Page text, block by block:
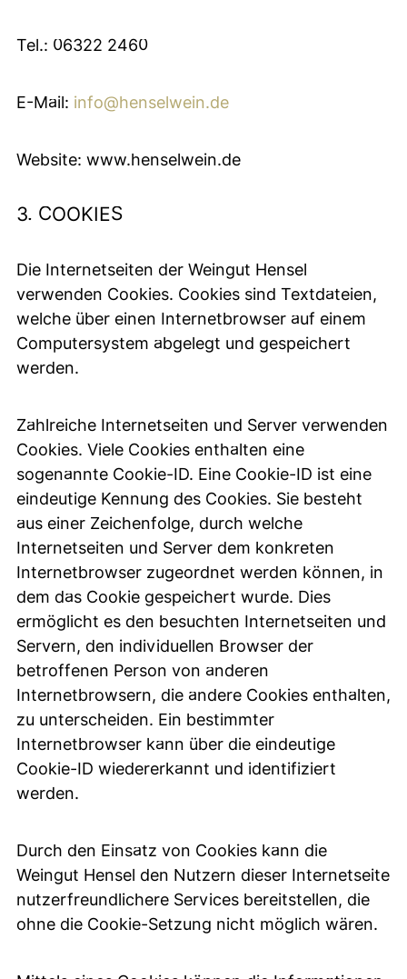
Tel.: 06322 2460
E-Mail: info@henselwein.de
Website: www.henselwein.de
3. COOKIES
Die Internetseiten der Weingut Hensel
verwenden Cookies. Cookies sind Textdateien,
welche über einen Internetbrowser auf einem
Computersystem abgelegt und gespeichert
werden.
Zahlreiche Internetseiten und Server verwenden
Cookies. Viele Cookies enthalten eine
sogenannte Cookie-ID. Eine Cookie-ID ist eine
eindeutige Kennung des Cookies. Sie besteht
aus einer Zeichenfolge, durch welche
Internetseiten und Server dem konkreten
Internetbrowser zugeordnet werden können, in
dem das Cookie gespeichert wurde. Dies
ermöglicht es den besuchten Internetseiten und
Servern, den individuellen Browser der
betroffenen Person von anderen
Internetbrowsern, die andere Cookies enthalten,
zu unterscheiden. Ein bestimmter
Internetbrowser kann über die eindeutige
Cookie-ID wiedererkannt und identifiziert
werden.
Durch den Einsatz von Cookies kann die
Weingut Hensel den Nutzern dieser Internetseite
nutzerfreundlichere Services bereitstellen, die
ohne die Cookie-Setzung nicht möglich wären.